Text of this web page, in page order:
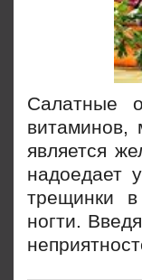
Салатные
витаминов,
является
надоедает
трещинки
ногти.